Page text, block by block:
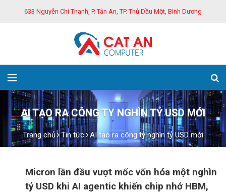
633 Nguyễn Chí Thanh, P. Tân An, TP. Thủ Dầu Một, Bình Dương
AI TẠO RA CÔNG TY NGHÌN TỶ USD MỚI
Trang chủ Tin tức AI tạo ra công ty nghìn tỷ USD mới
Micron lần đầu vượt mốc vốn hóa một nghìn
tỷ USD khi AI agentic khiến chip nhớ HBM,